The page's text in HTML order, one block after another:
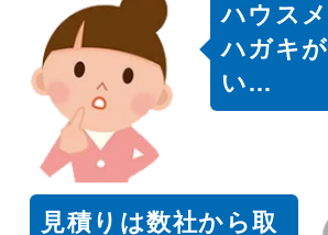
ハウス
ハガキ
い…
見積りは数社から取